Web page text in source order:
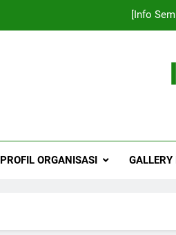
[Info
PROFIL ORGANISASI GALLERY